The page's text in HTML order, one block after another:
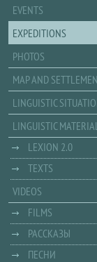
EVENTS
EXPEDITIONS
PHOTOS
MAP AND
LINGUISTIC
LINGUISTIC
LEXION 2.0
TEXTS
VIDEOS
FILMS
РАССКАЗЫ
ПЕСНИ